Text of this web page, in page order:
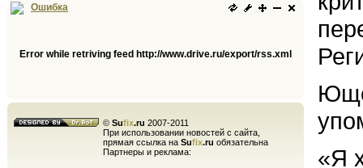
Ошибка
Error while retriving feed http://www.drive.ru/export/rss.xml
© Sufix.ru 2007-2011
При использовании новостей с сайта,
прямая ссылка на Sufix.ru обязательна
Партнеры и реклама:
«Я